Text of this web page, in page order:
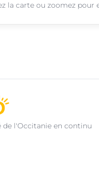
la carte ou zoomez pour
de l'Occitanie en continu